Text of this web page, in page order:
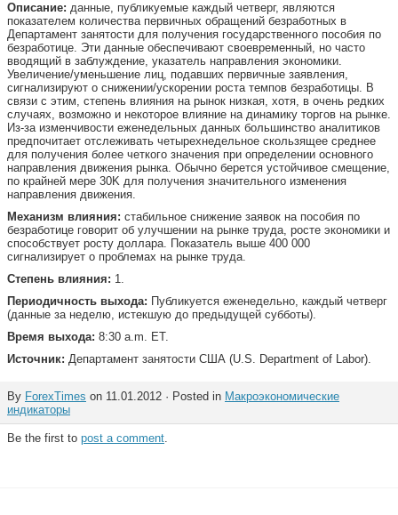
Описание: данные, публикуемые каждый четверг, являются
показателем количества первичных обращений безработных в
Департамент занятости для получения государственного пособия по
безработице. Эти данные обеспечивают своевременный, но часто
вводящий в заблуждение, указатель направления экономики.
Увеличение/уменьшение лиц, подавших первичные заявления,
сигнализируют о снижении/ускорении роста темпов безработицы. В
связи с этим, степень влияния на рынок низкая, хотя, в очень редких
случаях, возможно и некоторое влияние на динамику торгов на рынке.
Из-за изменчивости еженедельных данных большинство аналитиков
предпочитает отслеживать четырехнедельное скользящее среднее
для получения более четкого значения при определении основного
направления движения рынка. Обычно берется устойчивое смещение,
по крайней мере 30K для получения значительного изменения
направления движения.
Механизм влияния: стабильное снижение заявок на пособия по
безработице говорит об улучшении на рынке труда, росте экономики и
способствует росту доллара. Показатель выше 400 000
сигнализирует о проблемах на рынке труда.
Степень влияния: 1.
Периодичность выхода: Публикуется еженедельно, каждый четверг
(данные за неделю, истекшую до предыдущей субботы).
Время выхода: 8:30 a.m. ET.
Источник: Департамент занятости США (U.S. Department of Labor).
By ForexTimes on 11.01.2012 · Posted in Макроэкономические
индикаторы
Be the first to post a comment.